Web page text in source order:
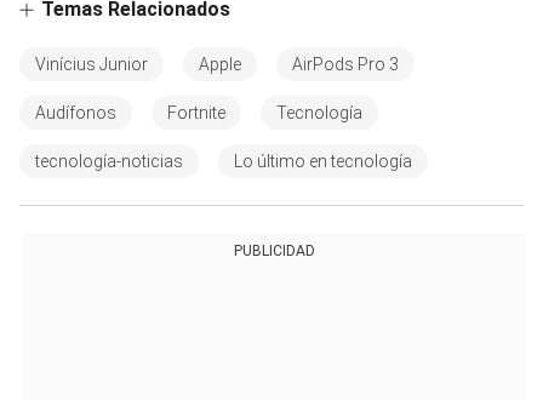
Temas Relacionados
Vinícius Junior Apple AirPods Pro 3
Audífonos Fortnite Tecnología
tecnología-noticias Lo último en tecnología
PUBLICIDAD